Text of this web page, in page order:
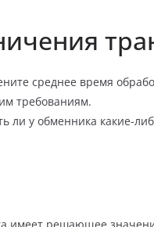
среднее время
требованиям.
ли у обменника какие-